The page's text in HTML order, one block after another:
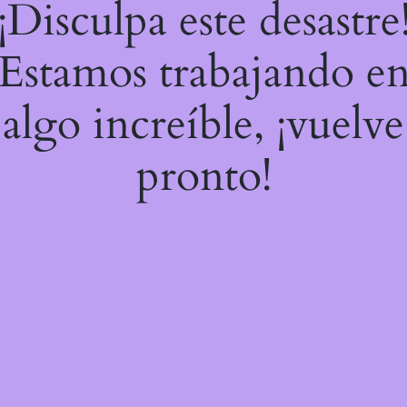
este
trabajando
algo increíble, ¡vuelve
pronto!